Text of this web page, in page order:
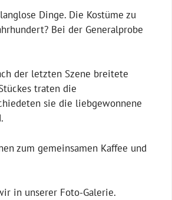
Dinge. Die Kostüme zu
Bei der Generalprobe
der letzten Szene breitete
traten die
sie die liebgewonnene
zum gemeinsamen Kaffee und
in unserer Foto-Galerie.